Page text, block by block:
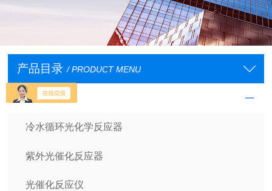
产品目录 / PRODUCT MENU
光学反应仪器
冷水循环光化学反应器
紫外光催化反应器
光催化反应仪